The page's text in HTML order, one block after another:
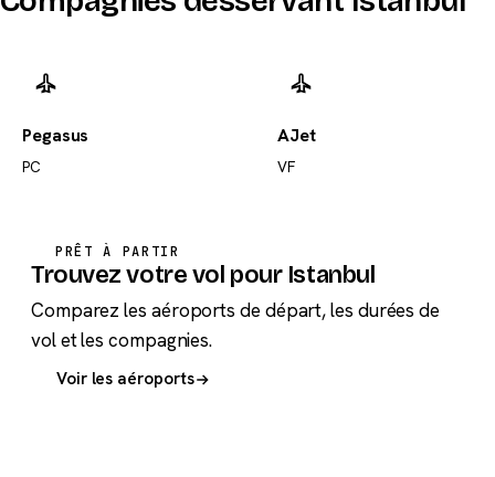
Pegasus
PC
AJet
VF
PRÊT À PARTIR
Trouvez votre vol pour Istanbul
Comparez les aéroports de départ, les durées de
vol et les compagnies.
Voir les aéroports